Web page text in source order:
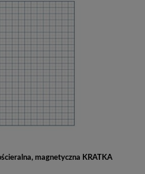
magnetyczna KRATKA